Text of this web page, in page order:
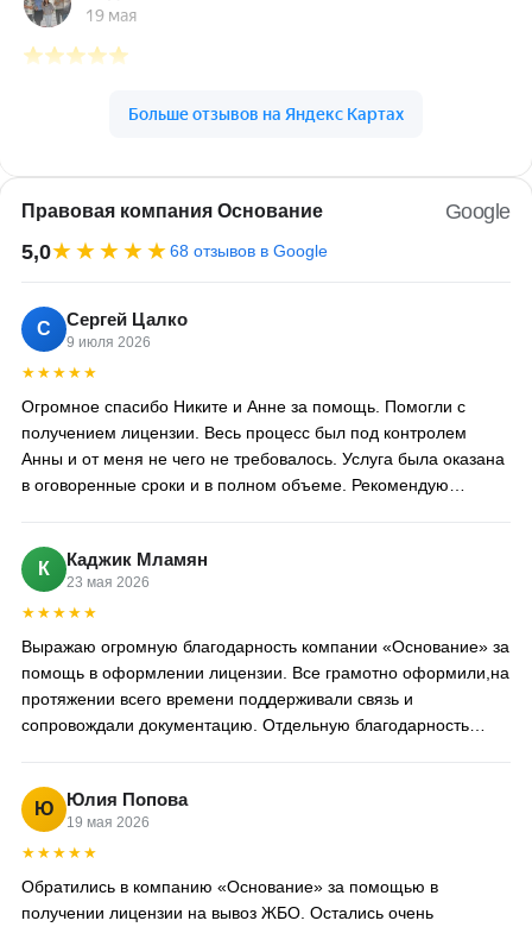
Правовая компания Основание
Google
5,0★★★★★68 отзывов в Google
С Сергей Цалко
9 июля 2026
★★★★★
Огромное спасибо Никите и Анне за помощь. Помогли с
получением лицензии. Весь процесс был под контролем
Анны и от меня не чего не требовалось. Услуга была оказана
в оговоренные сроки и в полном объеме. Рекомендую
К Каджик Мламян
23 мая 2026
★★★★★
Выражаю огромную благодарность компании «Основание» за
помощь в оформлении лицензии. Все грамотно оформили,на
протяжении всего времени поддерживали связь и
сопровождали документацию. Отдельную благодарность
Ю Юлия Попова
19 мая 2026
★★★★★
Обратились в компанию «Основание» за помощью в
получении лицензии на вывоз ЖБО. Остались очень